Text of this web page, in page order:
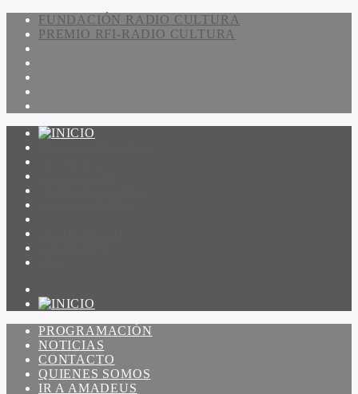
FUNDACIÓN RADIO CULTURA
PREMIO RFI-RADIO CULTURA
PROGRAMACIÓN
NOTICIAS
CONTACTO
QUIENES SOMOS
IR A AMADEUS